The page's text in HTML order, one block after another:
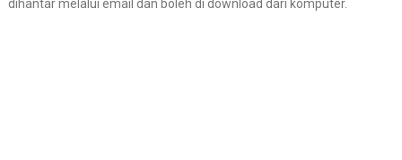
dihantar melalui email dan boleh di download dari komputer.